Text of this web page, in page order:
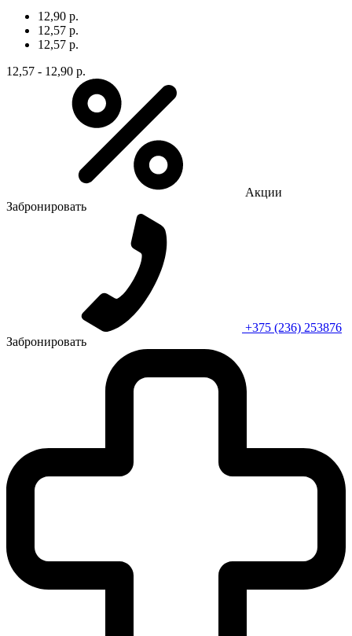
12,90 р.
12,57 р.
12,57 р.
12,57 - 12,90 р.
Акции
Забронировать
+375 (236) 253876
Забронировать